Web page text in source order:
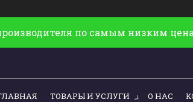
по самым низким
ТОВАРЫ И УСЛУГИ О НАС